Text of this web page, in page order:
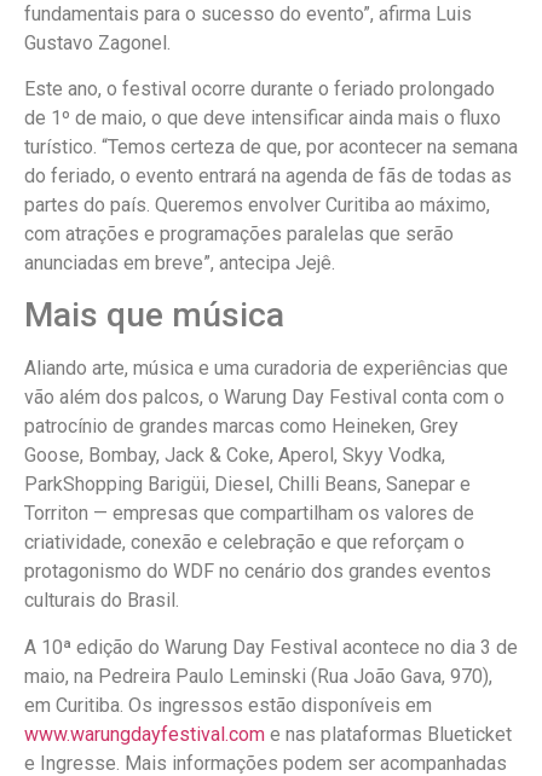
fundamentais para o sucesso do evento”, afirma Luis
Gustavo Zagonel.
Este ano, o festival ocorre durante o feriado prolongado
de 1º de maio, o que deve intensificar ainda mais o fluxo
turístico. “Temos certeza de que, por acontecer na semana
do feriado, o evento entrará na agenda de fãs de todas as
partes do país. Queremos envolver Curitiba ao máximo,
com atrações e programações paralelas que serão
anunciadas em breve”, antecipa Jejê.
Mais que música
Aliando arte, música e uma curadoria de experiências que
vão além dos palcos, o Warung Day Festival conta com o
patrocínio de grandes marcas como Heineken, Grey
Goose, Bombay, Jack & Coke, Aperol, Skyy Vodka,
ParkShopping Barigüi, Diesel, Chilli Beans, Sanepar e
Torriton — empresas que compartilham os valores de
criatividade, conexão e celebração e que reforçam o
protagonismo do WDF no cenário dos grandes eventos
culturais do Brasil.
A 10ª edição do Warung Day Festival acontece no dia 3 de
maio, na Pedreira Paulo Leminski (Rua João Gava, 970),
em Curitiba. Os ingressos estão disponíveis em
www.warungdayfestival.com e nas plataformas Blueticket
e Ingresse. Mais informações podem ser acompanhadas